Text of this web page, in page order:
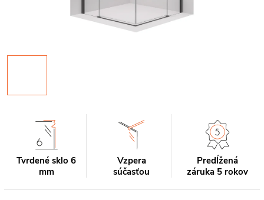
Tvrdené sklo 6
mm
Vzpera
súčasťou
Predĺžená
záruka 5 rokov